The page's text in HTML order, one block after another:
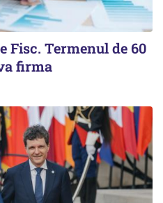
Fisc. Termenul de 60
firma